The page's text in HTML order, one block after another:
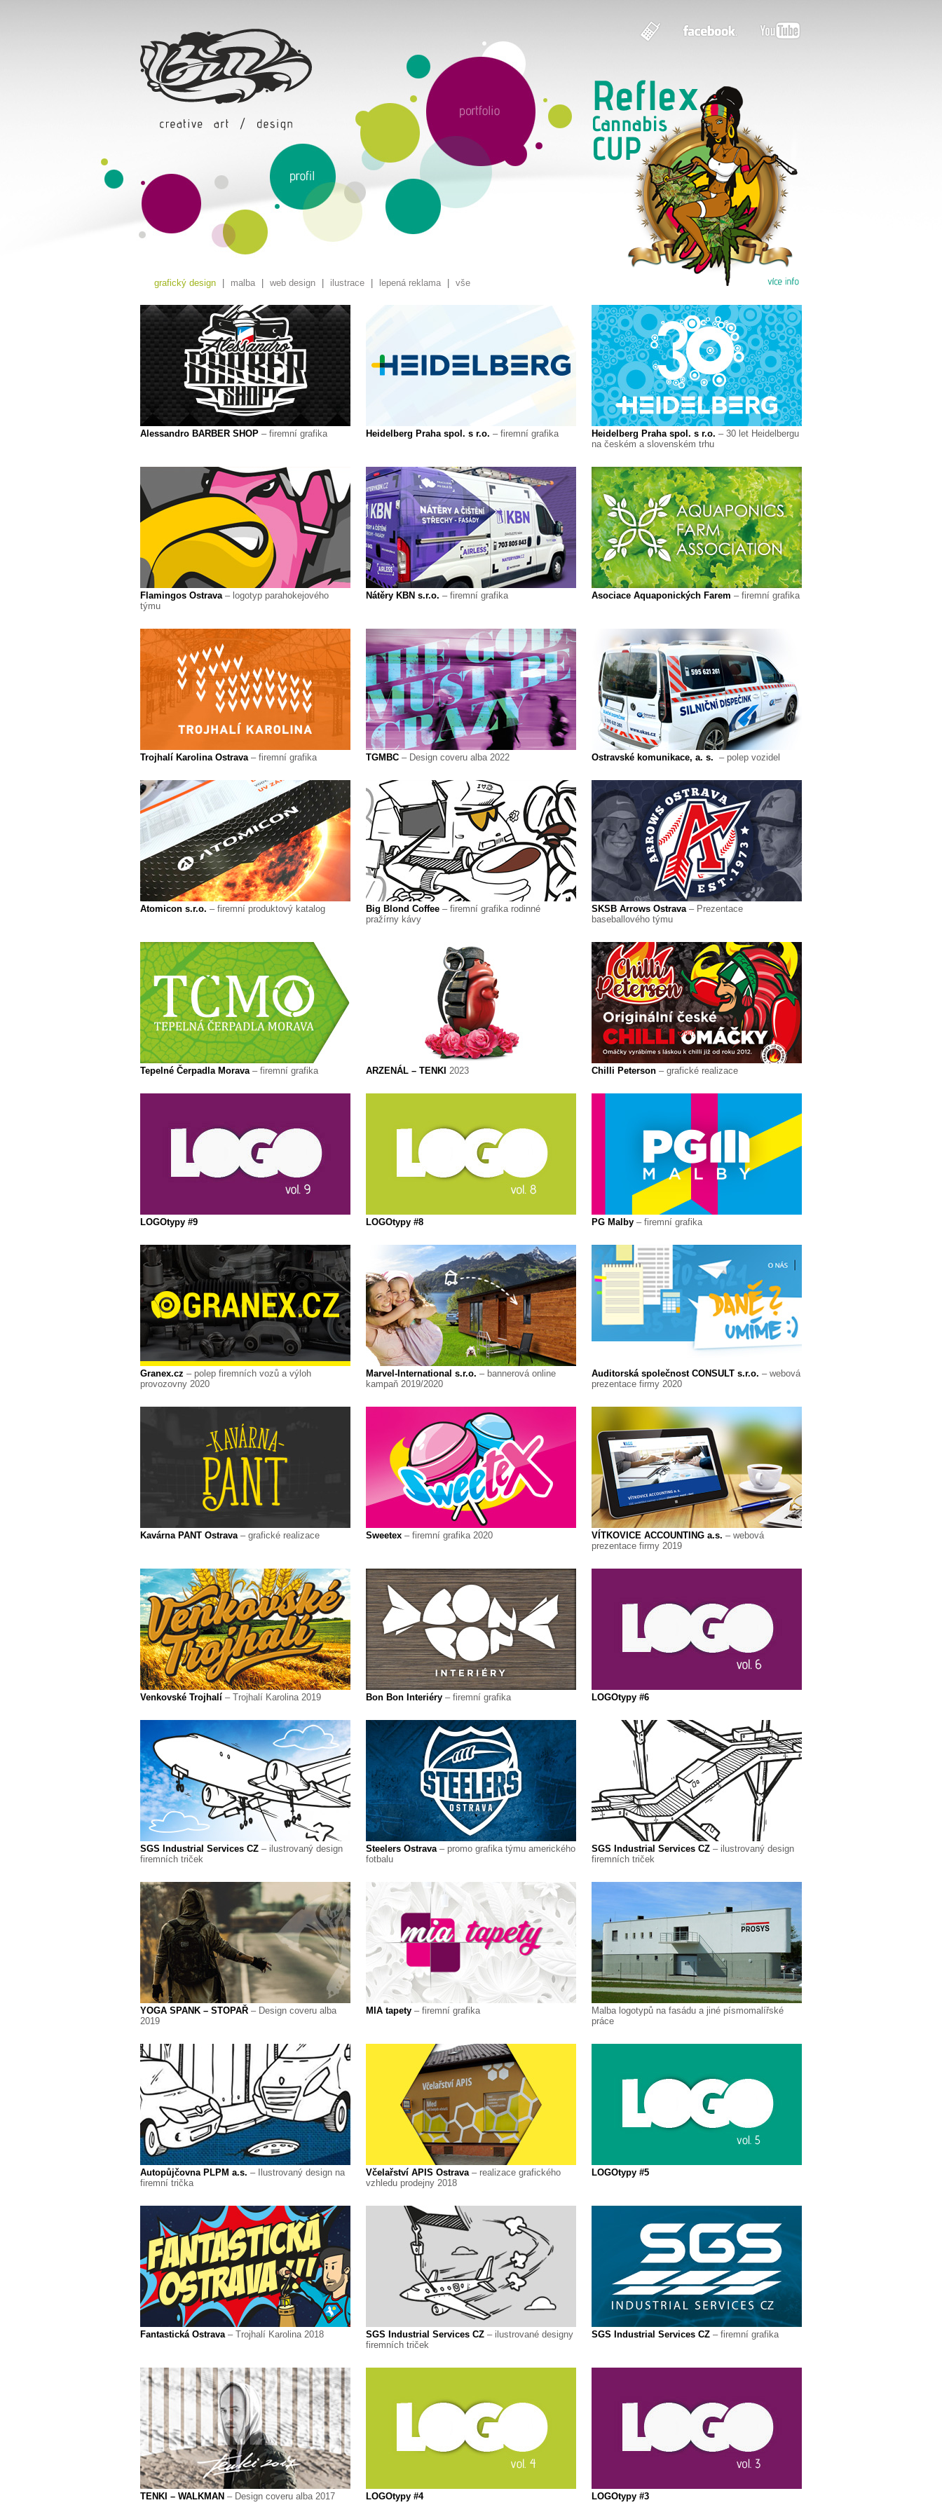
grafický design malba web design ilustrace lepená reklama vše
Alessandro BARBER SHOP – firemní grafika Heidelberg Praha spol. s r.o. – firemní grafika Heidelberg Praha spol. s r.o. – 30 let Heidelbergu
na českém a slovenském trhu
Flamingos Ostrava– logotyp parahokejového
týmu
Nátěry KBN s.r.o. – firemní grafika Asociace Aquaponických Farem – firemní grafika
Trojhalí Karolina Ostrava– firemní grafika TGMBC – Design coveru alba 2022 Ostravské komunikace, a. s. – polep vozidel
Atomicon s.r.o. – firemní produktový katalog Big Blond Coffee – firemní grafika rodinné
pražírny kávy
SKSB Arrows Ostrava– Prezentace
baseballového týmu
Tepelné Čerpadla Morava– firemní grafika ARZENÁL – TENKI 2023 Chilli Peterson – grafické realizace
LOGOtypy #9 LOGOtypy #8 PG Malby – firemní grafika
Granex.cz – polep firemních vozů a výloh
provozovny 2020
Marvel-International s.r.o. – bannerová online
kampaň 2019/2020
Auditorská společnost CONSULT s.r.o. – webová
prezentace firmy 2020
Kavárna PANT Ostrava– grafické realizace Sweetex – firemní grafika 2020 VÍTKOVICE ACCOUNTING a.s. – webová
prezentace firmy 2019
Venkovské Trojhalí – Trojhalí Karolina 2019 Bon Bon Interiéry – firemní grafika LOGOtypy #6
SGS Industrial Services CZ – ilustrovaný design
firemních triček
Steelers Ostrava– promo grafika týmu amerického
fotbalu
SGS Industrial Services CZ – ilustrovaný design
firemních triček
YOGA SPANK – STOPAŘ – Design coveru alba
2019
MIA tapety – firemní grafika
Malba logotypů na fasádu a jiné písmomalířské
práce
Autopůjčovna PLPM a.s. – Ilustrovaný design na
firemní trička
Včelařství APIS Ostrava– realizace grafického
vzhledu prodejny 2018
LOGOtypy #5
Fantastická Ostrava– Trojhalí Karolina 2018 SGS Industrial Services CZ – ilustrované designy
firemních triček
SGS Industrial Services CZ – firemní grafika
TENKI – WALKMAN – Design coveru alba 2017 LOGOtypy #4 LOGOtypy #3